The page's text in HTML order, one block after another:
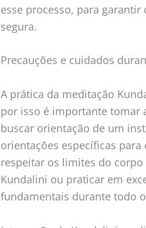
esse processo, para
segura.
Precauções e cuidados
A prática da meditação
por isso é importante tomar
buscar orientação de um
orientações específicas
respeitar os limites do
Kundalini ou praticar em
fundamentais durante todo